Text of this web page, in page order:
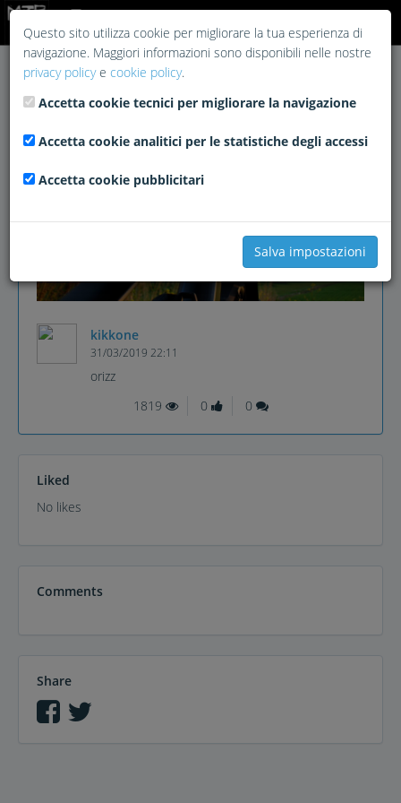
kikkone
31/03/2019 22:11
orizz
1819
0 0
Liked
No likes
Comments
Share
Questo sito utilizza cookie per migliorare la tua esperienza di
navigazione. Maggiori informazioni sono disponibili nelle nostre
privacy policye cookie policy.
Accetta cookie tecnici per migliorare la navigazione
Accetta cookie analitici per le statistiche degli accessi
Accetta cookie pubblicitari
Salva impostazioni